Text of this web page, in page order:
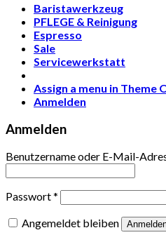
Baristawerkzeug
PFLEGE & Reinigung
Espresso
Sale
Servicewerkstatt
Assign a menu in Theme
Anmelden
Anmelden
Benutzername oder E-Mail-
Passwort*
Angemeldet bleiben